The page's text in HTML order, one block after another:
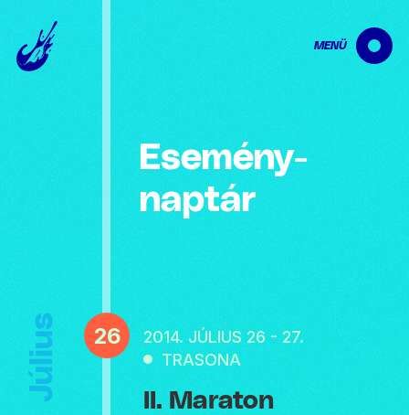
MENÜ
Esemény­
naptár
Július 26
2014. JÚLIUS 26 - 27.
TRASONA
II. Maraton